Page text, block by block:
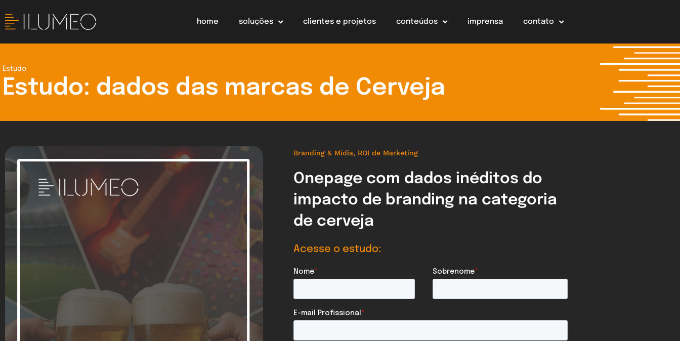
home soluções clientes e projetos conteúdos imprensa contato
Estudo
Estudo: dados das marcas de Cerveja
Branding & Mídia, ROI de Marketing
Onepage com dados inéditos do
impacto de branding na categoria
de cerveja
Acesse o estudo: